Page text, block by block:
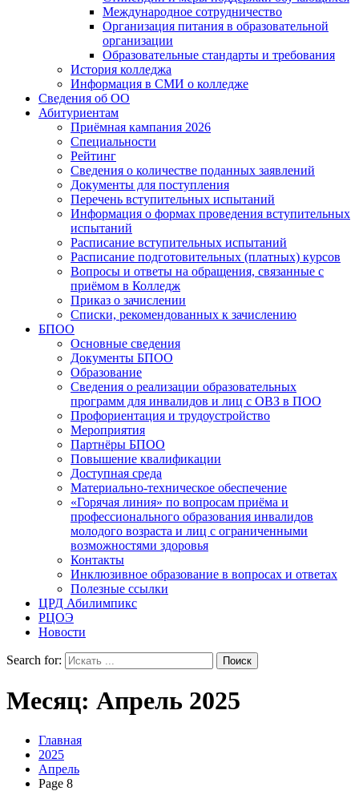
Международное сотрудничество
Организация питания в образовательной
организации
Образовательные стандарты и требования
История колледжа
Информация в СМИ о колледже
Сведения об ОО
Абитуриентам
Приёмная кампания 2026
Специальности
Рейтинг
Сведения о количестве поданных заявлений
Документы для поступления
Перечень вступительных испытаний
Информация о формах проведения вступительных
испытаний
Расписание вступительных испытаний
Расписание подготовительных (платных) курсов
Вопросы и ответы на обращения, связанные с
приёмом в Колледж
Приказ о зачислении
Списки, рекомендованных к зачислению
БПОО
Основные сведения
Документы БПОО
Образование
Сведения о реализации образовательных
программ для инвалидов и лиц с ОВЗ в ПОО
Профориентация и трудоустройство
Мероприятия
Партнёры БПОО
Повышение квалификации
Доступная среда
Материально-техническое обеспечение
«Горячая линия» по вопросам приёма и
профессионального образования инвалидов
молодого возраста и лиц с ограниченными
возможностями здоровья
Контакты
Инклюзивное образование в вопросах и ответах
Полезные ссылки
ЦРД Абилимпикс
РЦОЭ
Новости
Search for:
Месяц: Апрель 2025
Главная
2025
Апрель
Page 8